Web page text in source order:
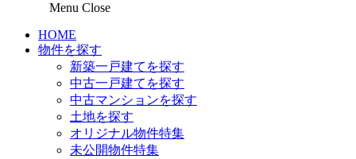
Menu Close
HOME
物件を探す
新築一戸建てを探す
中古一戸建てを探す
中古マンションを探す
土地を探す
オリジナル物件特集
未公開物件特集